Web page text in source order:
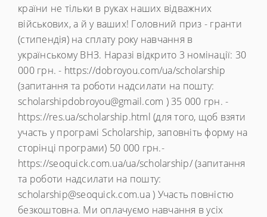
країни не тільки в руках наших відважних
військових, а й у ваших! Головний приз - гранти
(стипендія) на сплату року навчання в
українському ВНЗ. Наразі відкрито 3 номінації: 30
000 грн. - https://dobroyou.com/ua/scholarship
(запитання та роботи надсилати на пошту:
scholarshipdobroyou@gmail.com ) 35 000 грн. -
https://res.ua/scholarship.html (для того, щоб взяти
участь у програмі Scholarship, заповніть форму на
сторінці програми) 50 000 грн.-
https://seoquick.com.ua/ua/scholarship/ (запитання
та роботи надсилати на пошту:
scholarship@seoquick.com.ua ) Участь повністю
безкоштовна. Ми оплачуємо навчання в усіх